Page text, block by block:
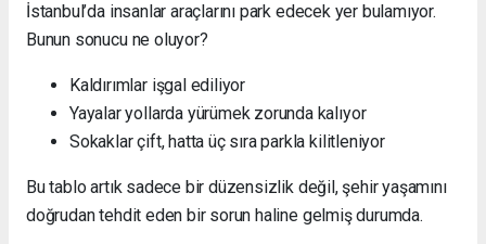
İstanbul’da insanlar araçlarını park edecek yer bulamıyor.
Bunun sonucu ne oluyor?
Kaldırımlar işgal ediliyor
Yayalar yollarda yürümek zorunda kalıyor
Sokaklar çift, hatta üç sıra parkla kilitleniyor
Bu tablo artık sadece bir düzensizlik değil, şehir yaşamını
doğrudan tehdit eden bir sorun haline gelmiş durumda.